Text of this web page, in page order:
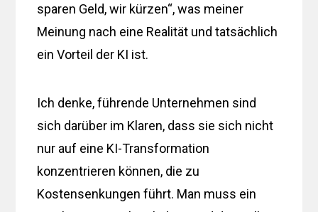
sparen Geld, wir kürzen“, was meiner
Meinung nach eine Realität und tatsächlich
ein Vorteil der KI ist.
Ich denke, führende Unternehmen sind
sich darüber im Klaren, dass sie sich nicht
nur auf eine KI-Transformation
konzentrieren können, die zu
Kostensenkungen führt. Man muss ein